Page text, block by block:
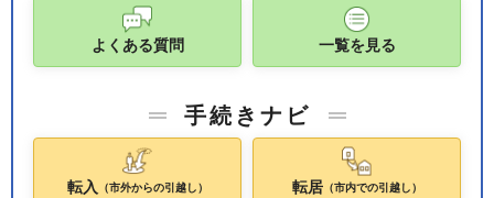
よくある質問 一覧を見る
手続きナビ
転入 （市外からの引越し） 転居（市内での引越し）